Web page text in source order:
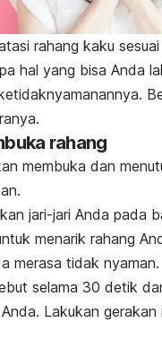
rahang kaku
hal yang bisa Anda
rahang
membuka dan
jari-jari Anda pada
menarik rahang
merasa tidak nyaman.
selama 30 detik
Lakukan gerakan